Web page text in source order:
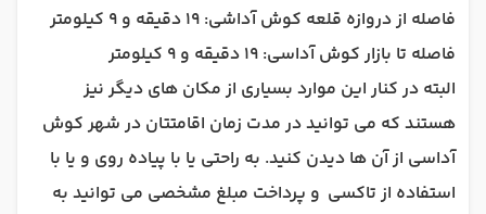
فاصله از دروازه قلعه کوش آداشی: 19 دقیقه و 9 کیلومتر
فاصله تا بازار کوش آداسی: 19 دقیقه و 9 کیلومتر
البته در کنار این موارد بسیاری از مکان های دیگر نیز
هستند که می توانید در مدت زمان اقامتتان در شهر کوش
آداسی از آن ها دیدن کنید. به راحتی یا با پیاده روی و یا با
استفاده از تاکسی و پرداخت مبلغ مشخصی می توانید به